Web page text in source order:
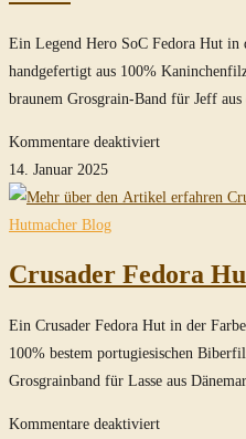
Ein Legend Hero SoC Fedora Hut in
handgefertigt aus 100%
braunem Grosgrain-Band für Jeff
Kommentare deaktiviertfür
Hero
Hut
True-
Sable
14. Januar 2025
Hutmacher Blog
Crusader Fedora
Ein Crusader Fedora Hut in der
100% bestem portugiesischen
Grosgrainband für Lasse aus
Kommentare deaktiviertfür